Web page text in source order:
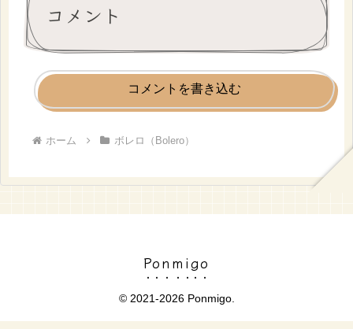
コメント
コメントを書き込む
ホーム ボレロ（Bolero）
Ponmigo
© 2021-2026 Ponmigo.